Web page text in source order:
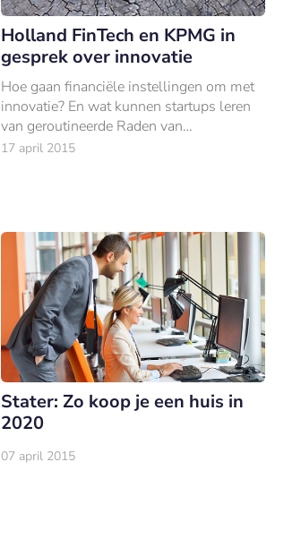
Holland FinTech en KPMG in
gesprek over innovatie
Hoe gaan financiële instellingen om met
innovatie? En wat kunnen startups leren
van geroutineerde Raden van
Commissarissen (RvC’s)? Marieke Bax,
17 april 2015
Stater: Zo koop je een huis in
2020
07 april 2015